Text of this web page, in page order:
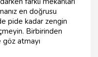
en doğrusu
pide kadar zengin
Birbirinden
atmayı